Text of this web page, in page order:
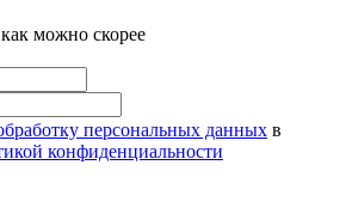
можно скорее
персональных данных в
конфиденциальности